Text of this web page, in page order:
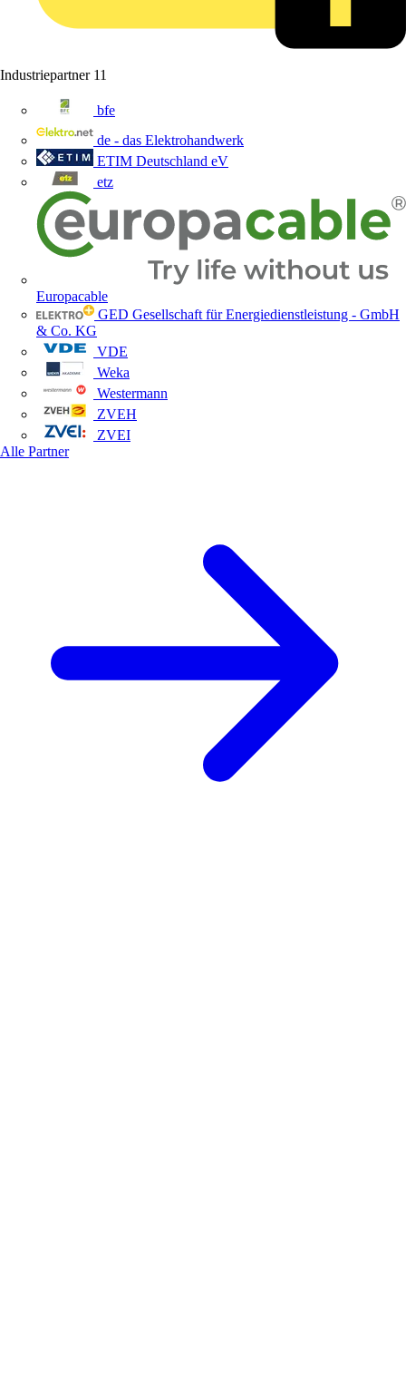
Industriepartner 11
bfe
de - das Elektrohandwerk
ETIM Deutschland eV
etz
Europacable
GED Gesellschaft für Energiedienstleistung - GmbH
& Co. KG
VDE
Weka
Westermann
ZVEH
ZVEI
Alle Partner